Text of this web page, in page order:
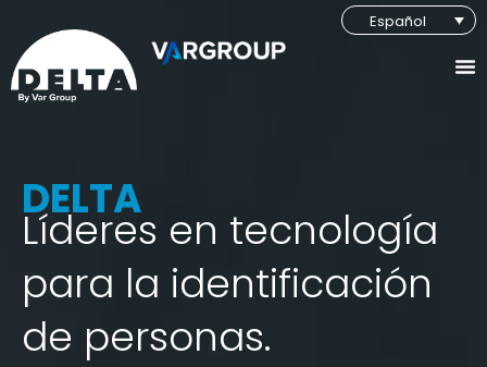
Español
DELTA
Líderes en tecnología
para la identificación
de personas.